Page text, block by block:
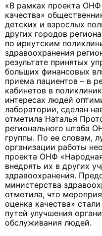
«В рамках проекта
качества»
детских и взрослых
других городов
по иркутским
здравоохранения
результате принятых
больших финансовых
приема пациентов – в
кабинетов в
интересах людей
лаборатории, сделан
отметила Наталья
регионального штаба
группы. По ее словам,
организации работы
проекта ОНФ
внедрять их в других
здравоохранения.
министерства
отметила, что
оценка качества»
путей улучшения
обслуживания людей.